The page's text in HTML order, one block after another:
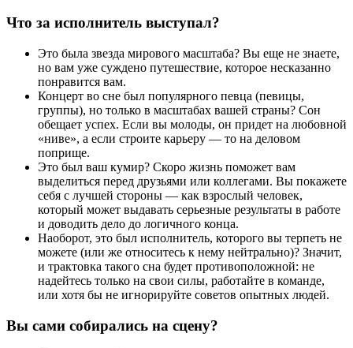
Что за исполнитель выступал?
Это была звезда мирового масштаба? Вы еще не знаете,
но вам уже суждено путешествие, которое несказанно
понравится вам.
Концерт во сне был популярного певца (певицы,
группы), но только в масштабах вашей страны? Сон
обещает успех. Если вы молоды, он придет на любовной
«ниве», а если строите карьеру — то на деловом
поприще.
Это был ваш кумир? Скоро жизнь поможет вам
выделиться перед друзьями или коллегами. Вы покажете
себя с лучшей стороны — как взрослый человек,
который может выдавать серьезные результаты в работе
и доводить дело до логичного конца.
Наоборот, это был исполнитель, которого вы терпеть не
можете (или же относитесь к нему нейтрально)? Значит,
и трактовка такого сна будет противоположной: не
надейтесь только на свои силы, работайте в команде,
или хотя бы не игнорируйте советов опытных людей.
Вы сами собирались на сцену?